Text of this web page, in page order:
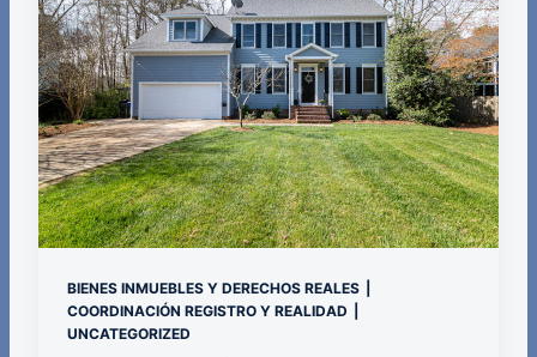
BIENES INMUEBLES Y DERECHOS REALES
COORDINACIÓN REGISTRO Y REALIDAD
UNCATEGORIZED